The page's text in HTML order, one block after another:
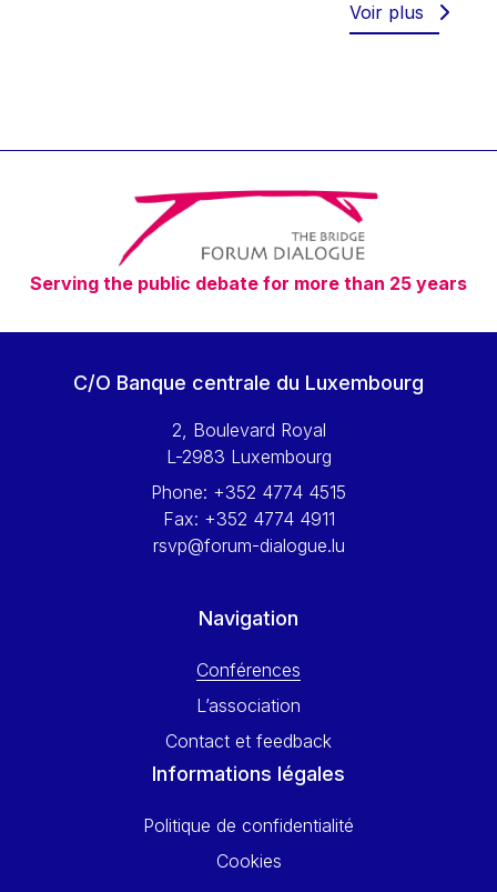
Timothy Radcliffe
Vaclav Klaus
Vassilios Skouris
Vítor Manuel da Silva Caldeira
Viviane Reding
Walter Hagg
Wolfgang Ketterle
Yossi Beillin
Yves FRANCHET
Voir plus
Serving the public debate for more than 25 years
C/O Banque centrale du Luxembourg
2, Boulevard Royal
L-2983 Luxembourg
Phone: +352 4774 4515
Fax: +352 4774 4911
rsvp@forum-dialogue.lu
Navigation
Conférences
L’association
Contact et feedback
Informations légales
Politique de confidentialité
Cookies